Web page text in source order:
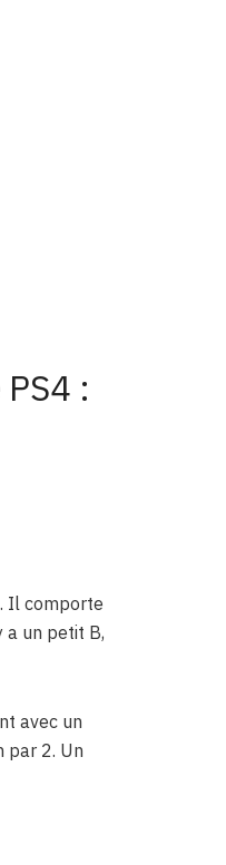
:
Il comporte
a un petit B,
avec un
par 2. Un